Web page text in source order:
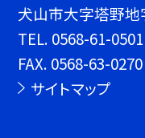
犬山市大字塔野
TEL. 0568-61-0501
FAX. 0568-63-0270
サイトマップ